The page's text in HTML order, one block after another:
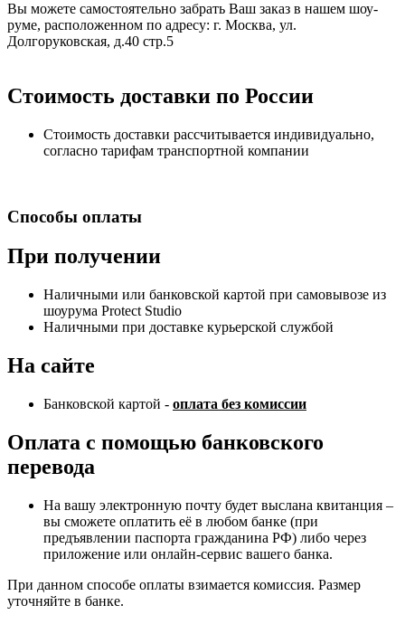
Вы можете самостоятельно забрать Ваш заказ в нашем шоу-
руме, расположенном по адресу: г. Москва, ул.
Долгоруковская, д.40 стр.5
Стоимость доставки по России
Стоимость доставки рассчитывается индивидуально,
согласно тарифам транспортной компании
Способы оплаты
При получении
Наличными или банковской картой при самовывозе из
шоурума Protect Studio
Наличными при доставке курьерской службой
На сайте
Банковской картой - оплата без комиссии
Оплата с помощью банковского
перевода
На вашу электронную почту будет выслана квитанция –
вы сможете оплатить её в любом банке (при
предъявлении паспорта гражданина РФ) либо через
приложение или онлайн-сервис вашего банка.
При данном способе оплаты взимается комиссия. Размер
уточняйте в банке.